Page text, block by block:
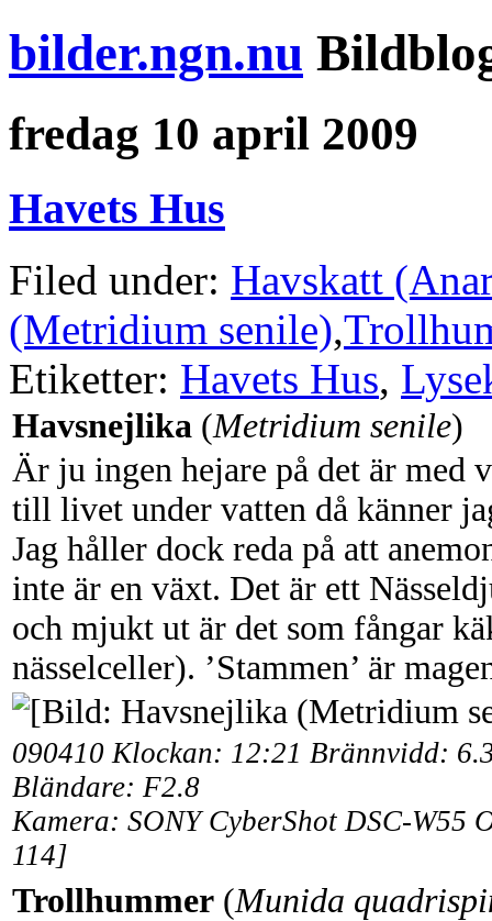
bilder.ngn.nu
fredag 10 april 2009
Havets Hus
Filed under: Havskatt
(Metridium senile),
Etiketter: Havets Hus,
Havsnejlika (Metridium senile)
Är ju ingen hejare på det är med
till livet under vatten då känner
Jag håller dock reda på att
inte är en växt. Det är ett
och mjukt ut är det som fångar
nässelceller). ’Stammen’ är
090410 Klockan: 12:21 Brännvidd:
Bländare: F2.8
Kamera: SONY CyberShot DSC-W55
114]
Trollhummer (Munida